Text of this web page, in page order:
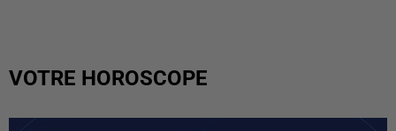
VOTRE HOROSCOPE